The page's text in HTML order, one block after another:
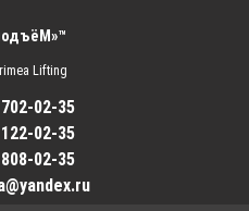
Lifting
02-35
02-35
02-35